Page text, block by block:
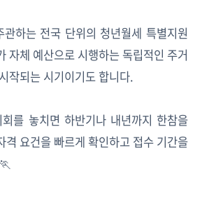
하는 전국 단위의 청년월세 특별지원
자체 예산으로 시행하는 독립적인 주거
작되는 시기이기도 합니다.
를 놓치면 하반기나 내년까지 한참을
격 요건을 빠르게 확인하고 접수 기간을